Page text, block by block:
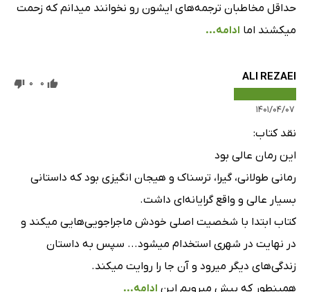
حداقل مخاطبان ترجمه‌های ایشون رو نخوانند میدانم که زحمت
میکشند اما ادامه...
ALI REZAEI
۱۴۰۱/۰۴/۰۷
0
0
نقد کتاب:
این رمان عالی بود
رمانی طولانی، گیرا، ترسناک و هیجان انگیزی بود که داستانی
بسیار عالی و واقع گرایانه‌ای داشت.
کتاب ابتدا با شخصیت اصلی خودش ماجراجویی‌هایی میکند و
در نهایت در شهری استخدام میشود... سپس به داستان
زندگی‌های دیگر میرود و آن جا را روایت میکند.
همینطور که پیش میرویم این ادامه...